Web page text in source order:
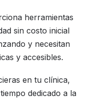
herramientas
sin costo inicial
y necesitan
y accesibles.
en tu clínica,
dedicado a la